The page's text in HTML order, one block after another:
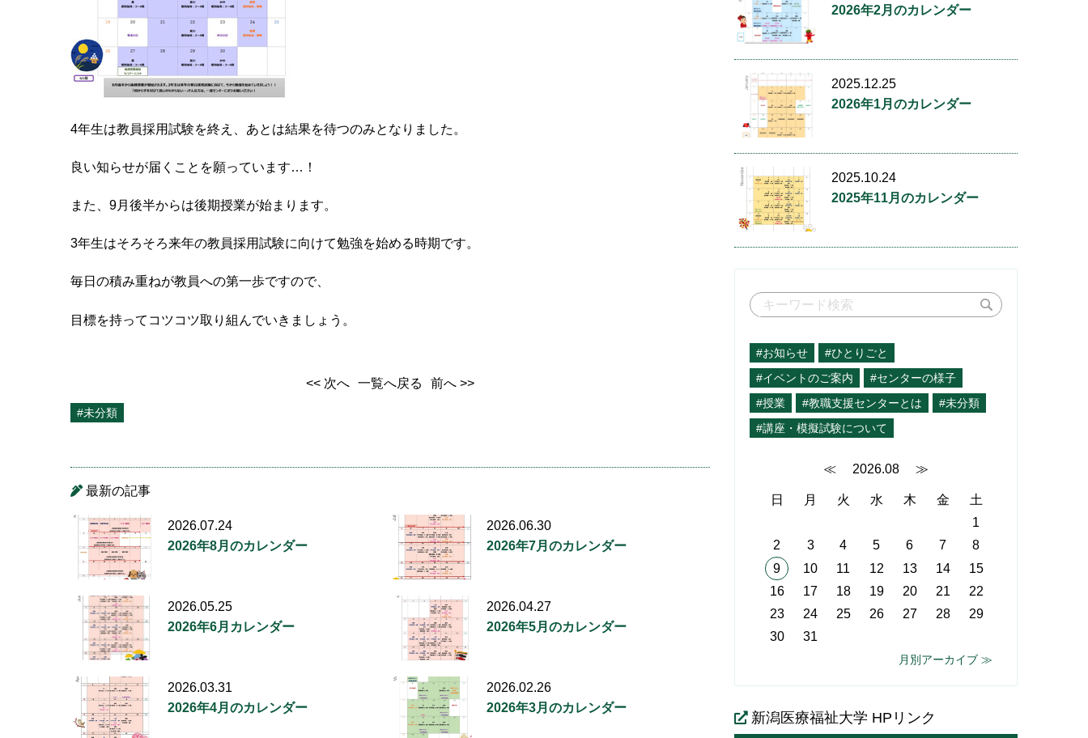
4年生は教員採用試験を終え、あとは結果を待つのみとなりました。
良い知らせが届くことを願っています…！
また、9月後半からは後期授業が始まります。
3年生はそろそろ来年の教員採用試験に向けて勉強を始める時期です。
毎日の積み重ねが教員への第一歩ですので、
目標を持ってコツコツ取り組んでいきましょう。
<< 次へ 一覧へ戻る 前へ >>
#未分類
最新の記事
2026.07.24
2026年8月のカレンダー
2026.06.30
2026年7月のカレンダー
2026.05.25
2026年6月カレンダー
2026.04.27
2026年5月のカレンダー
2026.03.31
2026年4月のカレンダー
2026.02.26
2026年3月のカレンダー
2026年2月のカレンダー
2025.12.25
2026年1月のカレンダー
2025.10.24
2025年11月のカレンダー
#お知らせ
#ひとりごと
#イベントのご案内
#センターの様子
#授業
#教職支援センターとは
#未分類
#講座・模擬試験について
≪ 2026.08 ≫
日 月 火 水 木 金
土
1
2
3 4 5 6 7
8
9
10 11 12 13 14
15
16
17 18 19 20 21
22
23
24 25 26 27 28
29
30
31
月別アーカイブ ≫
新潟医療福祉大学 HPリンク